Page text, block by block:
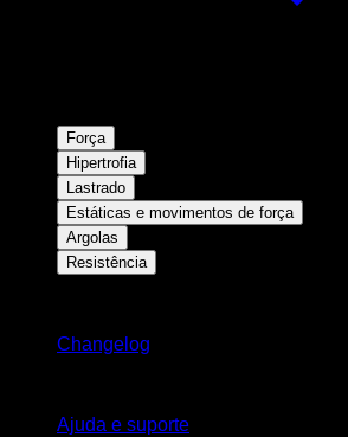
Força
Hipertrofia
Lastrado
Estáticas e movimentos de força
Argolas
Resistência
Changelog
Ajuda e suporte